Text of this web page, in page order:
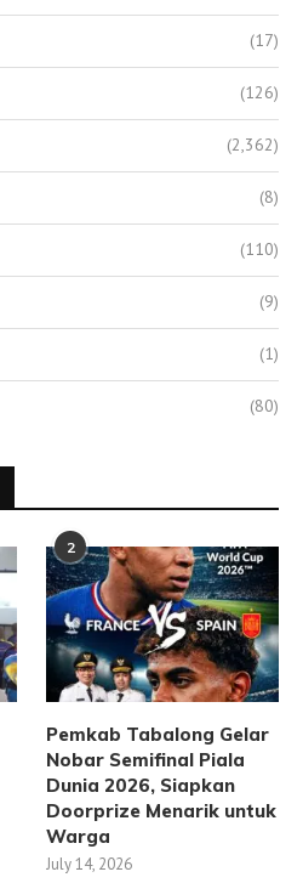
(17)
(126)
(2,362)
(8)
(110)
(9)
(1)
(80)
2
Pemkab Tabalong Gelar
Nobar Semifinal Piala
Dunia 2026, Siapkan
Doorprize Menarik untuk
Warga
July 14, 2026